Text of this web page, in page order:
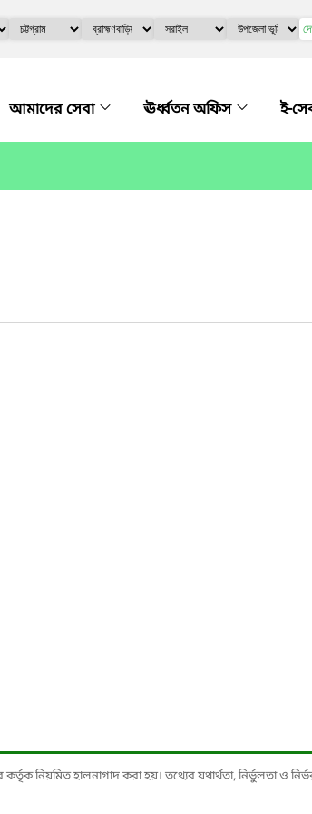
আমাদের সেবা ঊর্ধ্বতন অফিস ই-
নিয়মিত হালনাগাদ করা হয়। তথ্যের যথার্থতা, নির্ভুলতা ও